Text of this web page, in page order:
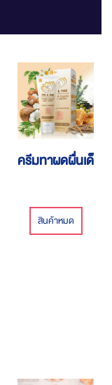
ครีมทาผดผื่นเด็ก
สินค้าหมด